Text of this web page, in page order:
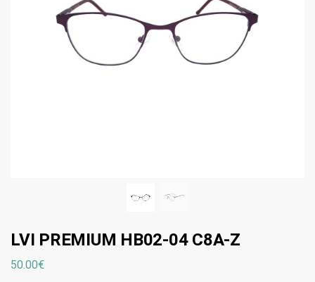
LVI PREMIUM HB02-04 C8A-Z
50.00€